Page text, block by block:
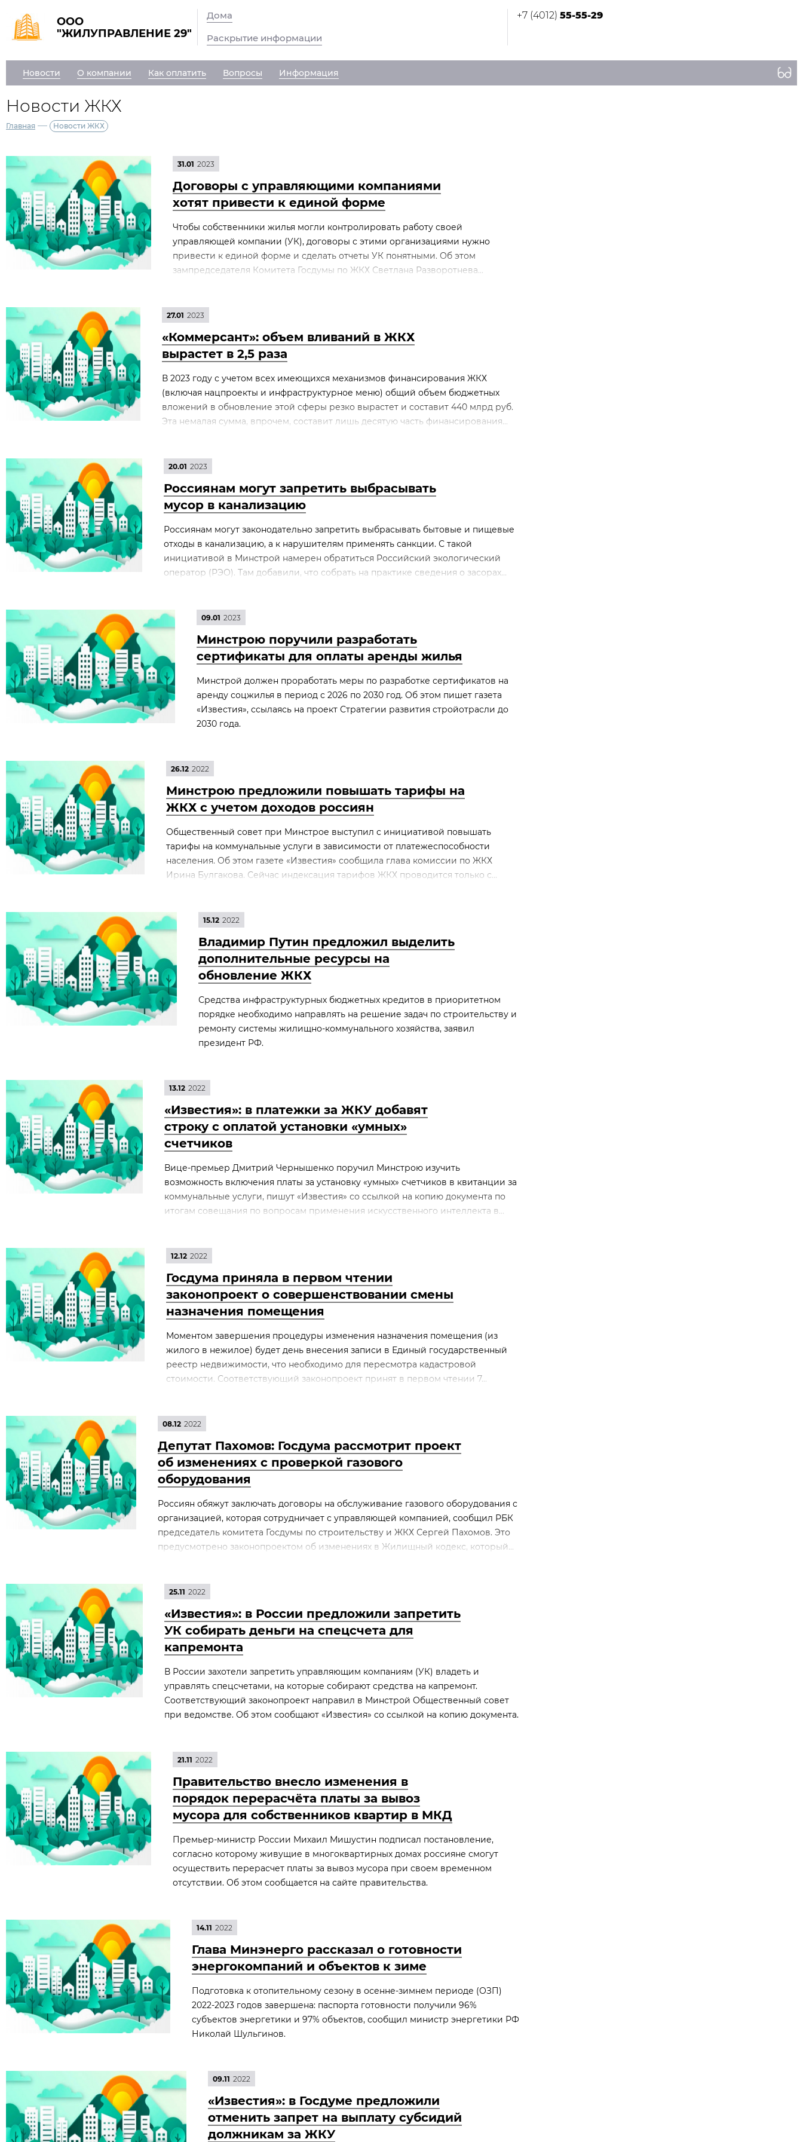
ООО
"ЖИЛУПРАВЛЕНИЕ 29"
Дома
Раскрытие информации
+7 (4012) 55-55-29
Новости О компании Как оплатить Вопросы Информация
Новости ЖКХ
Главная — Новости ЖКХ
31.01 2023
Договоры с управляющими компаниями
хотят привести к единой форме
Чтобы собственники жилья могли контролировать работу своей
управляющей компании (УК), договоры с этими организациями нужно
привести к единой форме и сделать отчеты УК понятными. Об этом
зампредседателя Комитета Госдумы по ЖКХ Светлана Разворотнева...
27.01 2023
«Коммерсант»: объем вливаний в ЖКХ
вырастет в 2,5 раза
В 2023 году с учетом всех имеющихся механизмов финансирования ЖКХ
(включая нацпроекты и инфраструктурное меню) общий объем бюджетных
вложений в обновление этой сферы резко вырастет и составит 440 млрд руб.
Эта немалая сумма, впрочем, составит лишь десятую часть финансирования...
20.01 2023
Россиянам могут запретить выбрасывать
мусор в канализацию
Россиянам могут законодательно запретить выбрасывать бытовые и пищевые
отходы в канализацию, а к нарушителям применять санкции. С такой
инициативой в Минстрой намерен обратиться Российский экологический
оператор (РЭО). Там добавили, что собрать на практике сведения о засорах...
09.01 2023
Минстрою поручили разработать
сертификаты для оплаты аренды жилья
Минстрой должен проработать меры по разработке сертификатов на
аренду соцжилья в период с 2026 по 2030 год. Об этом пишет газета
«Известия», ссылаясь на проект Стратегии развития стройотрасли до
2030 года.
26.12 2022
Минстрою предложили повышать тарифы на
ЖКХ с учетом доходов россиян
Общественный совет при Минстрое выступил с инициативой повышать
тарифы на коммунальные услуги в зависимости от платежеспособности
населения. Об этом газете «Известия» сообщила глава комиссии по ЖКХ
Ирина Булгакова. Сейчас индексация тарифов ЖКХ проводится только с...
15.12 2022
Владимир Путин предложил выделить
дополнительные ресурсы на
обновление ЖКХ
Средства инфраструктурных бюджетных кредитов в приоритетном
порядке необходимо направлять на решение задач по строительству и
ремонту системы жилищно-коммунального хозяйства, заявил
президент РФ.
13.12 2022
«Известия»: в платежки за ЖКУ добавят
строку с оплатой установки «умных»
счетчиков
Вице-премьер Дмитрий Чернышенко поручил Минстрою изучить
возможность включения платы за установку «умных» счетчиков в квитанции за
коммунальные услуги, пишут «Известия» со ссылкой на копию документа по
итогам совещания по вопросам применения искусственного интеллекта в...
12.12 2022
Госдума приняла в первом чтении
законопроект о совершенствовании смены
назначения помещения
Моментом завершения процедуры изменения назначения помещения (из
жилого в нежилое) будет день внесения записи в Единый государственный
реестр недвижимости, что необходимо для пересмотра кадастровой
стоимости. Соответствующий законопроект принят в первом чтении 7...
08.12 2022
Депутат Пахомов: Госдума рассмотрит проект
об изменениях с проверкой газового
оборудования
Россиян обяжут заключать договоры на обслуживание газового оборудования с
организацией, которая сотрудничает с управляющей компанией, сообщил РБК
председатель комитета Госдумы по строительству и ЖКХ Сергей Пахомов. Это
предусмотрено законопроектом об изменениях в Жилищный кодекс, который...
25.11 2022
«Известия»: в России предложили запретить
УК собирать деньги на спецсчета для
капремонта
В России захотели запретить управляющим компаниям (УК) владеть и
управлять спецсчетами, на которые собирают средства на капремонт.
Соответствующий законопроект направил в Минстрой Общественный совет
при ведомстве. Об этом сообщают «Известия» со ссылкой на копию документа.
21.11 2022
Правительство внесло изменения в
порядок перерасчёта платы за вывоз
мусора для собственников квартир в МКД
Премьер-министр России Михаил Мишустин подписал постановление,
согласно которому живущие в многоквартирных домах россияне смогут
осуществить перерасчет платы за вывоз мусора при своем временном
отсутствии. Об этом сообщается на сайте правительства.
14.11 2022
Глава Минэнерго рассказал о готовности
энергокомпаний и объектов к зиме
Подготовка к отопительному сезону в осенне-зимнем периоде (ОЗП)
2022-2023 годов завершена: паспорта готовности получили 96%
субъектов энергетики и 97% объектов, сообщил министр энергетики РФ
Николай Шульгинов.
09.11 2022
«Известия»: в Госдуме предложили
отменить запрет на выплату субсидий
должникам за ЖКУ